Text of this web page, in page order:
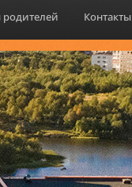
родителей Контакты